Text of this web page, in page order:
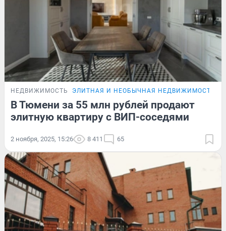
НЕДВИЖИМОСТЬ ЭЛИТНАЯ И НЕОБЫЧНАЯ НЕДВИЖИМОСТЬ
В Тюмени за 55 млн рублей продают
элитную квартиру с ВИП-соседями
2 ноября, 2025, 15:26 8 411 65